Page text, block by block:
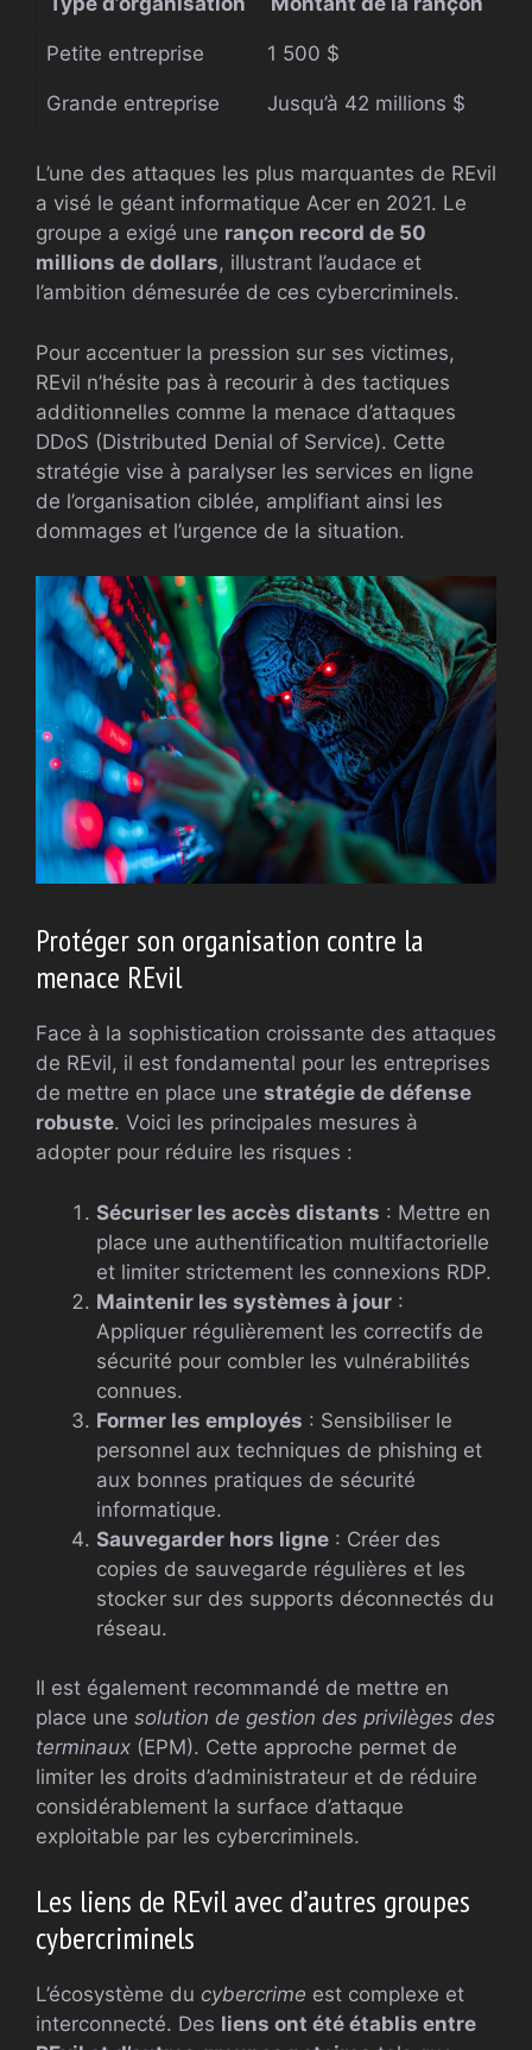
Petite entreprise 1 500 $
Grande entreprise Jusqu’à 42 millions $
L’une des attaques les plus marquantes de REvil
a visé le géant informatique Acer en 2021. Le
groupe a exigé une rançon record de 50
millions de dollars, illustrant l’audace et
l’ambition démesurée de ces cybercriminels.
Pour accentuer la pression sur ses victimes,
REvil n’hésite pas à recourir à des tactiques
additionnelles comme la menace d’attaques
DDoS (Distributed Denial of Service). Cette
stratégie vise à paralyser les services en ligne
de l’organisation ciblée, amplifiant ainsi les
dommages et l’urgence de la situation.
Protéger son organisation contre la
menace REvil
Face à la sophistication croissante des attaques
de REvil, il est fondamental pour les entreprises
de mettre en place une stratégie de défense
robuste. Voici les principales mesures à
adopter pour réduire les risques :
Sécuriser les accès distants : Mettre en
place une authentification multifactorielle
et limiter strictement les connexions RDP.
Maintenir les systèmes à jour :
Appliquer régulièrement les correctifs de
sécurité pour combler les vulnérabilités
connues.
Former les employés : Sensibiliser le
personnel aux techniques de phishing et
aux bonnes pratiques de sécurité
informatique.
Sauvegarder hors ligne : Créer des
copies de sauvegarde régulières et les
stocker sur des supports déconnectés du
réseau.
Il est également recommandé de mettre en
place une solution de gestion des privilèges des
terminaux (EPM). Cette approche permet de
limiter les droits d’administrateur et de réduire
considérablement la surface d’attaque
exploitable par les cybercriminels.
Les liens de REvil avec d’autres groupes
cybercriminels
L’écosystème du cybercrime est complexe et
interconnecté. Des liens ont été établis entre